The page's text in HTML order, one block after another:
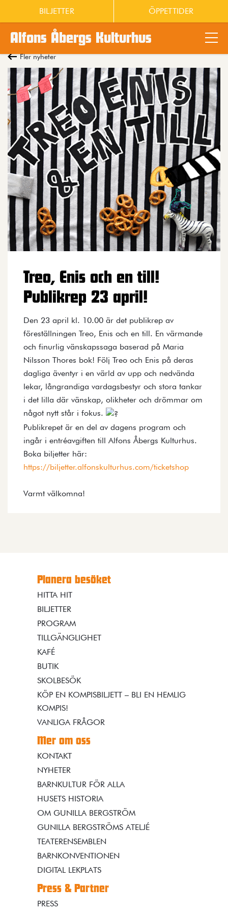
Alfons Åbergs Kulturhus
BILJETTER ÖPPETTIDER
Fler nyheter
Treo, Enis och en till!
Publikrep 23 april!
Den 23 april kl. 10.00 är det publikrep av
föreställningen Treo, Enis och en till. En värmande
och finurlig vänskapssaga baserad på Maria
Nilsson Thores bok! Följ Treo och Enis på deras
dagliga äventyr i en värld av upp och nedvända
lekar, långrandiga vardagsbestyr och stora tankar
i det lilla där vänskap, olikheter och drömmar om
något nytt står i fokus.
Publikrepet är en del av dagens program och
ingår i entréavgiften till Alfons Åbergs Kulturhus.
Boka biljetter här:
https://biljetter.alfonskulturhus.com/ticketshop
Varmt välkomna!
Planera besöket
HITTA HIT
BILJETTER
PROGRAM
TILLGÄNGLIGHET
KAFÉ
BUTIK
SKOLBESÖK
KÖP EN KOMPISBILJETT – BLI EN HEMLIG
KOMPIS!
VANLIGA FRÅGOR
Mer om oss
KONTAKT
NYHETER
BARNKULTUR FÖR ALLA
HUSETS HISTORIA
OM GUNILLA BERGSTRÖM
GUNILLA BERGSTRÖMS ATELJÉ
TEATERENSEMBLEN
BARNKONVENTIONEN
DIGITAL LEKPLATS
Press & Partner
PRESS